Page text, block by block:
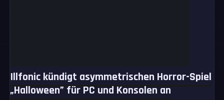
Illfonic kündigt asymmetrischen Horror-Spiel
„Halloween” für PC und Konsolen an